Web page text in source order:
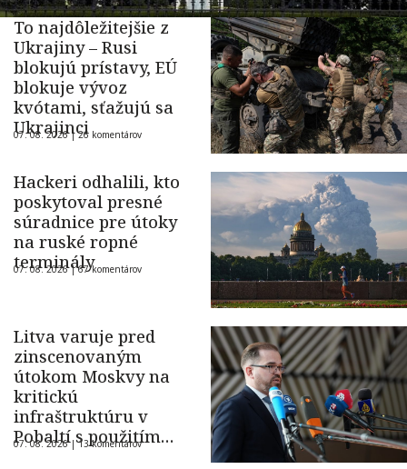
To najdôležitejšie z
Ukrajiny – Rusi
blokujú prístavy, EÚ
blokuje vývoz
kvótami, sťažujú sa
Ukrajinci
07. 08. 2026 |26 komentárov
Hackeri odhalili, kto
poskytoval presné
súradnice pre útoky
na ruské ropné
terminály
07. 08. 2026 |67 komentárov
Litva varuje pred
zinscenovaným
útokom Moskvy na
kritickú
infraštruktúru v
Pobaltí s použitím
ukrajinského dronu
07. 08. 2026 |13 komentárov